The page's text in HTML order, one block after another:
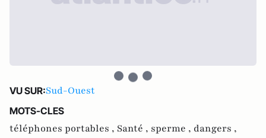
VU SUR:Sud-Ouest
MOTS-CLES
téléphones portables , Santé , sperme , dangers ,